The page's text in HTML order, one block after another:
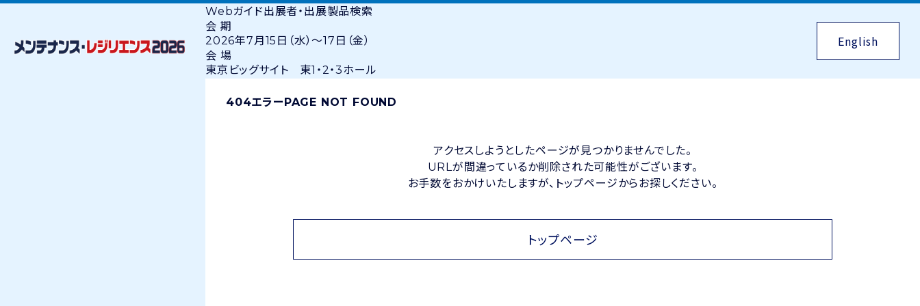
Webガイド出展者・出展製品検索
会 期
2026年7月15日（水）〜17日（金）
会 場
東京ビッグサイト 東1・2・3ホール
English
404エラーPAGE NOT FOUND
アクセスしようとしたページが見つかりませんでした。
URLが間違っているか削除された可能性がございます。
お手数をおかけいたしますが、トップページからお探しください。
トップページ